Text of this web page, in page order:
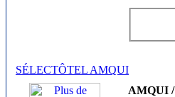
SÉLECTÔTEL AMQUI
AMQUI /